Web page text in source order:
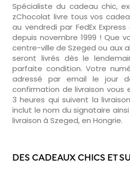
Spécialiste du cadeau chic,
zChocolat livre tous vos
au vendredi par FedEx
depuis novembre 1999 ! Que
centre-ville de Szeged ou aux
seront livrés dès le
parfaite condition. Votre
adressé par email le jour
confirmation de livraison vous
3 heures qui suivent la
inclut le nom du signataire
livraison à Szeged, en Hongrie.
DES CADEAUX CHICS ET